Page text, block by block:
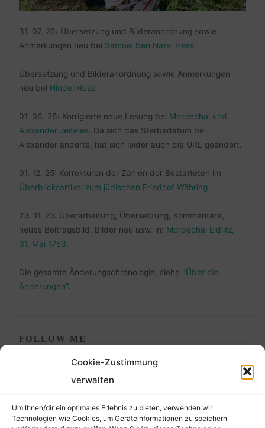
Cookie-Zustimmung
verwalten
Um Ihnen/dir ein optimales Erlebnis zu bieten, verwenden wir
Technologien wie Cookies, um Geräteinformationen zu speichern
31. 07. 26: Übersetzung und Bilderanordnung sowie
Anmerkungen neu bei Samuel ben Natel Hess.
Übersetzung und Bilderanordnung sowie Anmerkungen
neu bei Hindel Hess.
01. 06. 26: Korrigierte neue Lesung bei Mordechai und
Alexander Jeiteles. Da sich das Sterbedatum bei
Alexander änderte, hat sich leider auch die URL geändert.
01. 12. 25: Korrekturen der Zahlen der Bestatteten im
Überblicksartikel zum jüdischen Friedhof Währing.
23. 11. 25: Überarbeitung, Übersetzung, Kommentare,
neues Beitragsbild, Bilder neu usw. in: Mordechai Eidlitz,
31. Mai 1753.
Die gesamte Änderungschronologie, siehe "Über die
Änderungen".
FOLLOW ME